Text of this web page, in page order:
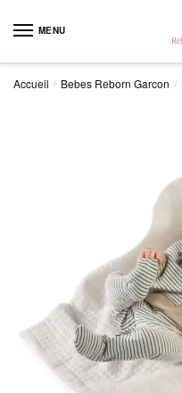
MENU
Accueil / Bebes Reborn Garcon /